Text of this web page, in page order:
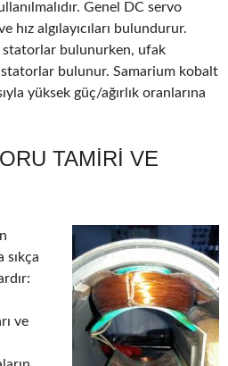
Genel DC servo
algılayıcıları bulundurur.
bulunurken, ufak
statorlar bulunur. Samarium kobalt
yüksek güç/ağırlık oranlarına
TAMIRI VE
sıkça
ve